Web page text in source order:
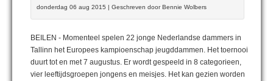
donderdag 06 aug 2015 | Geschreven door Bennie Wolbers
BEILEN - Momenteel spelen 22 jonge Nederlandse dammers in
Tallinn het Europees kampioenschap jeugddammen. Het toernooi
duurt tot en met 7 augustus. Er wordt gespeeld in 8 categorieen,
vier leeftijdsgroepen jongens en meisjes. Het kan gezien worden